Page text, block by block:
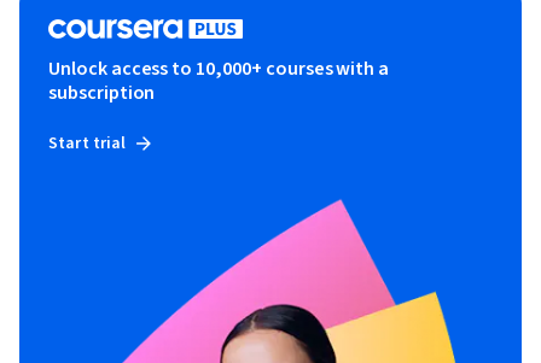
Unlock access to 10,000+ courses with a
subscription
Start trial